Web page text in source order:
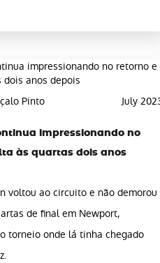
Pinto July
impressionando no
às quartas dois anos
voltou ao circuito e não demorou
de final em Newport,
torneio onde lá tinha chegado